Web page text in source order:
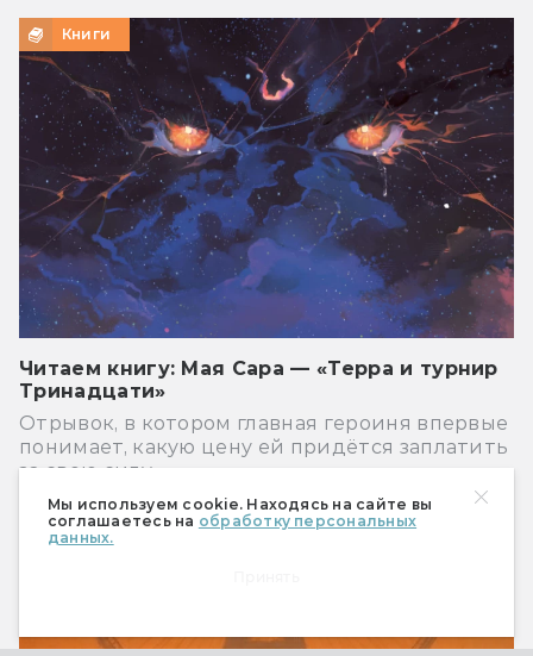
Мы используем cookie. Находясь на сайте вы
соглашаетесь на обработку персональных
данных.
Книги
Читаем книгу: Мая Сара — «Терра и турнир
Тринадцати»
Отрывок, в котором главная героиня впервые
понимает, какую цену ей придётся заплатить
за свою силу
Книги